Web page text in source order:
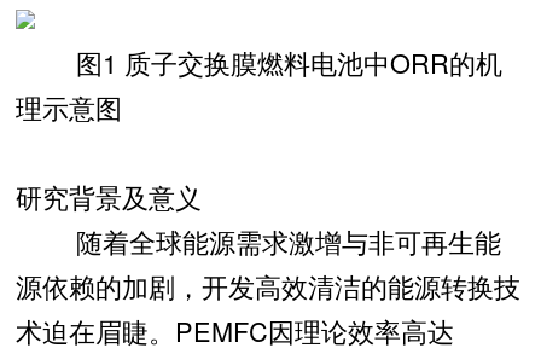
图1 质子交换膜燃料电池中ORR的机
理示意图
研究背景及意义
随着全球能源需求激增与非可再生能
源依赖的加剧，开发高效清洁的能源转换技
术迫在眉睫。PEMFC因理论效率高达